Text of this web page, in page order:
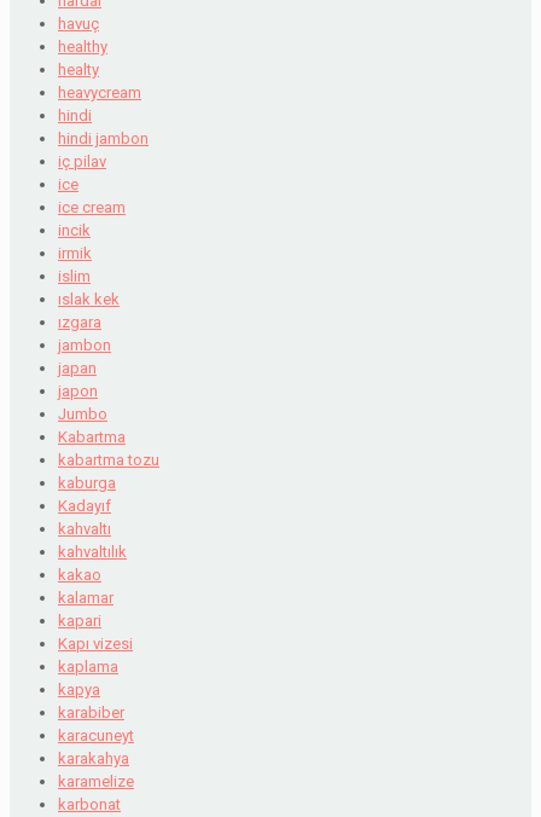
havuç
healthy
healty
heavycream
hindi
hindi jambon
iç pilav
ice
ice cream
incik
irmik
islim
ıslak kek
ızgara
jambon
japan
japon
Jumbo
Kabartma
kabartma tozu
kaburga
Kadayıf
kahvaltı
kahvaltılık
kakao
kalamar
kapari
Kapı vizesi
kaplama
kapya
karabiber
karacuneyt
karakahya
karamelize
karbonat